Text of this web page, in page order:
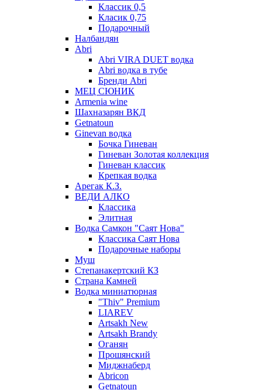
Классик 0,5
Класик 0,75
Подарочный
Налбандян
Abri
Abri VIRA DUET водка
Abri водка в тубе
Бренди Abri
МЕЦ СЮНИК
Armenia wine
Шахназарян ВКД
Getnatoun
Ginevan водка
Бочка Гиневан
Гиневан Золотая коллекция
Гиневан классик
Крепкая водка
Арегак К.З.
ВЕДИ АЛКО
Классика
Элитная
Водка Самкон "Саят Нова"
Классика Саят Нова
Подарочные наборы
Муш
Степанакертский КЗ
Страна Камней
Водка миниатюрная
"Thiv" Premium
LIAREV
Artsakh New
Artsakh Brandy
Оганян
Прошянский
Миджнаберд
Abricon
Getnatoun